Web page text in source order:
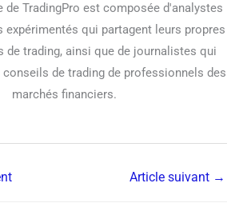
de TradingPro est composée d'analystes
expérimentés qui partagent leurs propres
de trading, ainsi que de journalistes qui
de trading de professionnels des
marchés financiers.
Article suivant →